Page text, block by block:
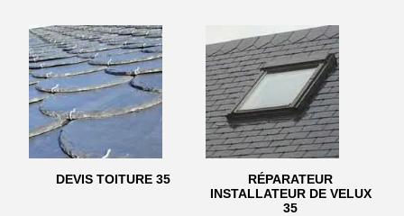
DEVIS TOITURE 35
RÉPARATEUR
INSTALLATEUR DE VELUX
35